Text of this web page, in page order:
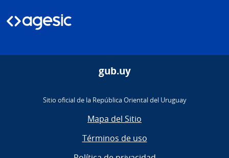
gub.uy
Sitio oficial de la República Oriental del Uruguay
Mapa del Sitio
Términos de uso